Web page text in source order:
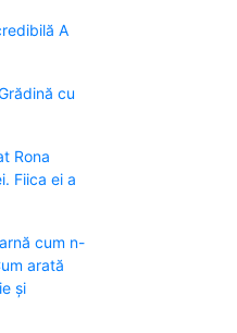
A
cu
Rona
Fiica ei a
cum n-
arată
și